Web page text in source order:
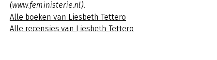
(www.feministerie.nl).
Alle boeken van Liesbeth Tettero
Alle recensies van Liesbeth Tettero